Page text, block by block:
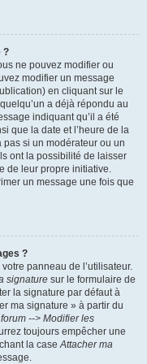
?
ne pouvez modifier ou
modifier un message
en cliquant sur le
a déjà répondu au
indiquant qu’il a été
que la date et l’heure de la
si un modérateur ou un
ont la possibilité de laisser
de leur propre initiative.
un message une fois que
?
panneau de l’utilisateur.
signature sur le formulaire de
la signature par défaut à
ma signature » à partir du
--> Modifier les
toujours empêcher une
la caseAttacher ma